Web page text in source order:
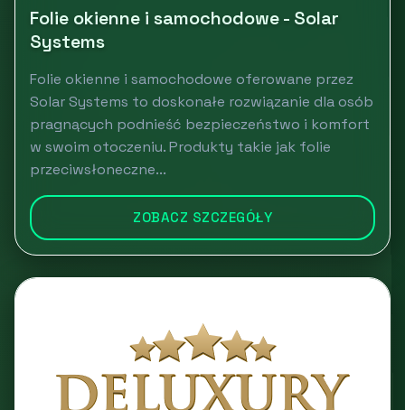
Folie okienne i samochodowe - Solar
Systems
Folie okienne i samochodowe oferowane przez
Solar Systems to doskonałe rozwiązanie dla osób
pragnących podnieść bezpieczeństwo i komfort
w swoim otoczeniu. Produkty takie jak folie
przeciwsłoneczne...
ZOBACZ SZCZEGÓŁY